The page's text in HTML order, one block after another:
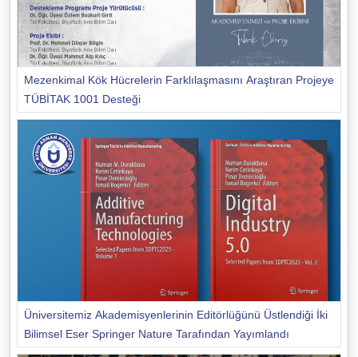
Mezenkimal Kök Hücrelerin Farklılaşmasını Araştıran Projeye
TÜBİTAK 1001 Desteği
Üniversitemiz Akademisyenlerinin Editörlüğünü Üstlendiği İki
Bilimsel Eser Springer Nature Tarafından Yayımlandı